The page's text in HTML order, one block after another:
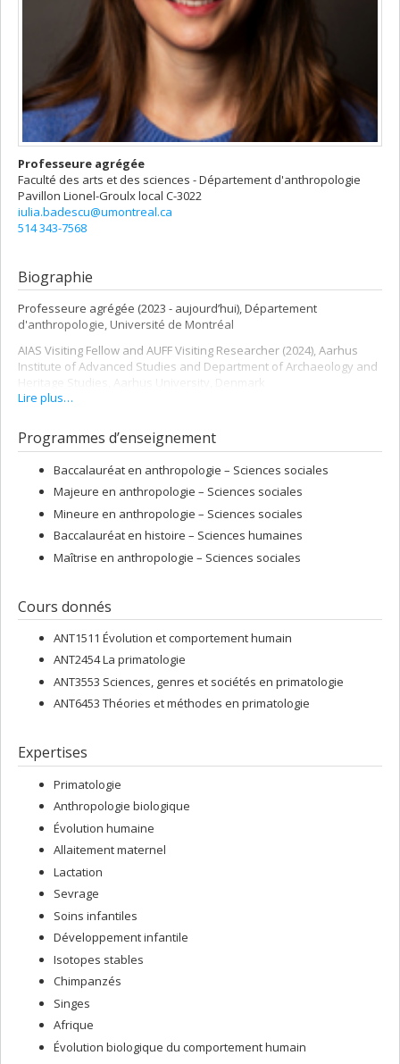
Professeure agrégée
Faculté des arts et des sciences - Département d'anthropologie
Pavillon Lionel-Groulxlocal C-3022
iulia.badescu@umontreal.ca
514 343-7568
Biographie
Professeure agrégée (2023 - aujourd’hui), Département
d'anthropologie, Université de Montréal
AIAS Visiting Fellow and AUFF Visiting Researcher (2024), Aarhus
Institute of Advanced Studies and Department of Archaeology and
Heritage Studies, Aarhus University, Denmark
Professeure adjointe (2017-2023), Département d'anthropologie,
Sessional Lecturer (2017), Department of Anthropology, University
of Toronto
Education:
Ph.D. Biological Anthropology, Department of Anthropology,
University of Toronto (2017)
M.A. Anthropology, Department of Anthropology, University of
B.Sc. Honours (First Class) in Primatology, Department of
Anthropology, University of Calgary (2009)
Lire plus…
Programmes d’enseignement
Baccalauréat en anthropologie – Sciences sociales
Majeure en anthropologie – Sciences sociales
Mineure en anthropologie – Sciences sociales
Baccalauréat en histoire – Sciences humaines
Maîtrise en anthropologie – Sciences sociales
Cours donnés
ANT1511 Évolution et comportement humain
ANT2454 La primatologie
ANT3553 Sciences, genres et sociétés en primatologie
ANT6453 Théories et méthodes en primatologie
Expertises
Primatologie
Anthropologie biologique
Évolution humaine
Allaitement maternel
Lactation
Sevrage
Soins infantiles
Développement infantile
Isotopes stables
Chimpanzés
Singes
Afrique
Évolution biologique du comportement humain